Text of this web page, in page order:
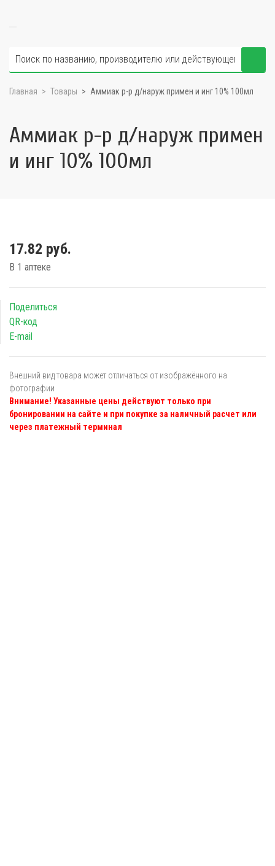
Главная Товары Аммиак р-р д/наруж примен и инг 10% 100мл
Аммиак р-р д/наруж примен
и инг 10% 100мл
17.82 руб.
В 1 аптеке
Поделиться
QR-код
E-mail
Внешний вид товара может отличаться от изображённого на
фотографии
Внимание! Указанные цены действуют только при
бронировании на сайте и при покупке за наличный расчет или
через платежный терминал